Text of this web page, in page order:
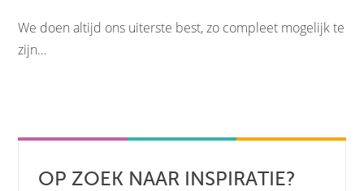
We doen altijd ons uiterste best, zo compleet mogelijk te
zijn…
OP ZOEK NAAR INSPIRATIE?